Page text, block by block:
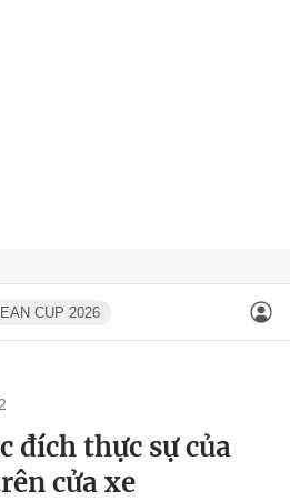
CUP 2026
đích thực sự của
cửa xe